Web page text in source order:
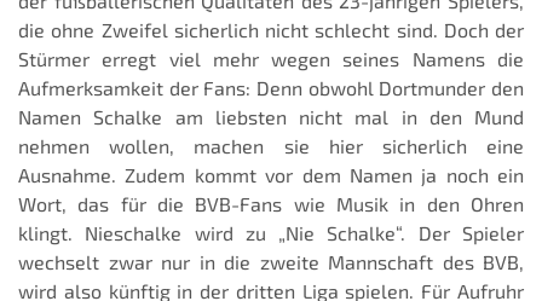
die ohne Zweifel sicherlich nicht schlecht sind. Doch der
Stürmer erregt viel mehr wegen seines Namens die
Aufmerksamkeit der Fans: Denn obwohl Dortmunder den
Namen Schalke am liebsten nicht mal in den Mund
nehmen wollen, machen sie hier sicherlich eine
Ausnahme. Zudem kommt vor dem Namen ja noch ein
Wort, das für die BVB-Fans wie Musik in den Ohren
klingt. Nieschalke wird zu „Nie Schalke“. Der Spieler
wechselt zwar nur in die zweite Mannschaft des BVB,
wird also künftig in der dritten Liga spielen. Für Aufruhr